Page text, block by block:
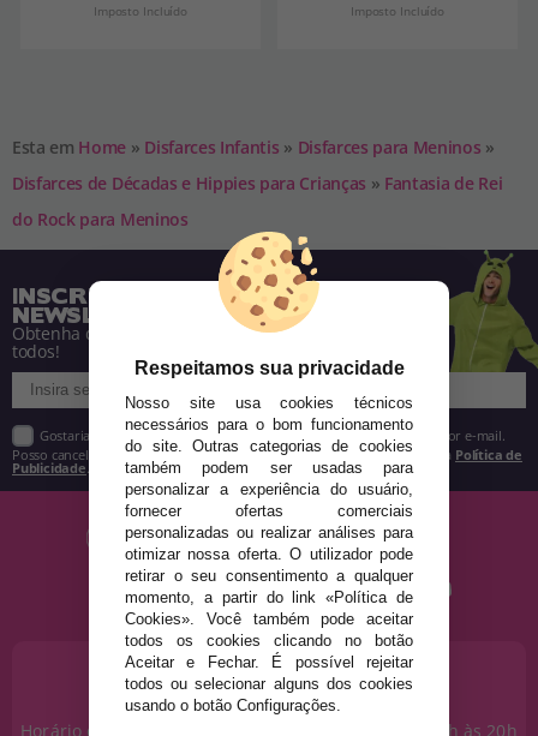
Imposto Incluído Imposto Incluído
Esta em Home » Disfarces Infantis » Disfarces para Meninos »
Disfarces de Décadas e Hippies para Crianças » Fantasia de Rei
do Rock para Meninos
INSCREVA-SE NA NOSSA
NEWSLETTER
Obtenha descontos e saiba de tudo antes de
todos!
Gostaria de receber descontos exclusivos, novidades e tendências por e-mail.
Posso cancelar a inscrição a qualquer momento, conforme estipulado na Política de
Publicidade
PRECISA DE AJUDA?
915 793 695
Horário de segunda a sexta das 10h às 14h e das 17h às 20h
Respeitamos sua privacidade
Nosso site usa cookies técnicos
necessários para o bom funcionamento
do site. Outras categorias de cookies
também podem ser usadas para
personalizar a experiência do usuário,
fornecer ofertas comerciais
personalizadas ou realizar análises para
otimizar nossa oferta. O utilizador pode
retirar o seu consentimento a qualquer
momento, a partir do link «Política de
Cookies». Você também pode aceitar
todos os cookies clicando no botão
Aceitar e Fechar. É possível rejeitar
todos ou selecionar alguns dos cookies
usando o botão Configurações.